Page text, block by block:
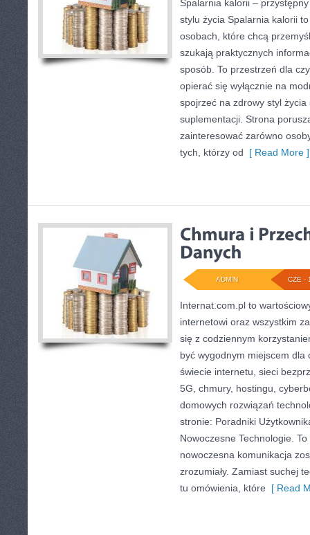
Spalarnia kalorii –
stylu życia Spalarnia kalorii
osobach, które chcą
szukają praktycznych
sposób. To przestrzeń dla
opierać się wyłącznie na
spojrzeć na zdrowy styl
suplementacji. Strona
zainteresować zarówno
tych, którzy od [ Read More ]
CZE -
ADMIN
Internat.com.pl to
internetowi oraz wszystkim
się z codziennym
być wygodnym miejscem
świecie internetu, sieci
5G, chmury, hostingu,
domowych rozwiązań
stronie: Poradniki
Nowoczesne Technologie.
nowoczesna komunikacja
zrozumiały. Zamiast suchej
tu omówienia, które [ Read